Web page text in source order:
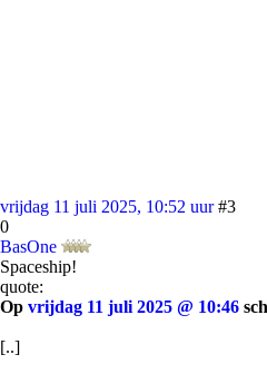
vrijdag 11 juli 2025, 10:52 uur #3
0
BasOne
Spaceship!
quote:
Op vrijdag 11 juli 2025 @ 10:46
[..]